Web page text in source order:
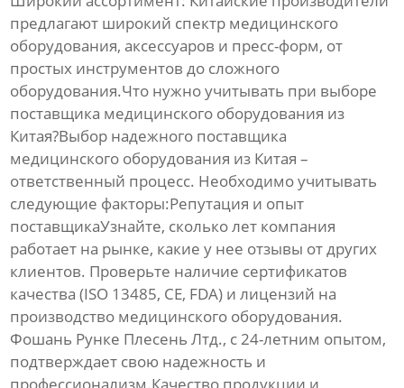
предлагают широкий спектр медицинского
оборудования,аксессуаров и пресс-форм, от
простых инструментов до сложного
оборудования.Что нужно учитывать при выборе
поставщика медицинского оборудования из
Китая?Выбор надежного поставщика
медицинского оборудования из Китая –
ответственный процесс. Необходимо учитывать
следующие факторы:Репутация и опыт
поставщикаУзнайте, сколько лет компания
работает на рынке, какие у нее отзывы от других
клиентов. Проверьте наличие сертификатов
качества (ISO 13485, CE, FDA) и лицензий на
производство медицинского оборудования.
Фошань Рунке Плесень Лтд., с 24-летним опытом,
подтверждает свою надежность и